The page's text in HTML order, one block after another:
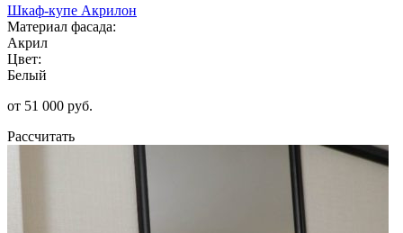
Шкаф-купе Акрилон
Материал фасада:
Акрил
Цвет:
Белый
от 51 000 руб.
Рассчитать